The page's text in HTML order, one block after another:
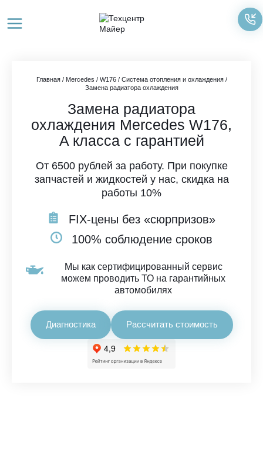
содержимому
Главная/ Mercedes / W176/ Система отопления и охлаждения/
Замена радиатора охлаждения
Замена радиатора
охлаждения Mercedes W176,
A класса с гарантией
От 6500 рублей за работу. При покупке
запчастей и жидкостей у нас, скидка на
работы 10%
FIX-цены без «сюрпризов»
100% соблюдение сроков
Мы как сертифицированный сервис
можем проводить ТО на гарантийных
автомобилях
Диагностика Рассчитать стоимость